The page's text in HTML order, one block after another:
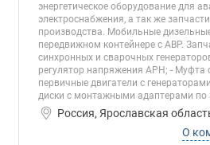
энергетическое оборудование для
электроснабжения, а так же
производства. Мобильные
передвижном контейнере с АВР.
синхронных и сварочных
регулятор напряжения АРН; - Муфта
первичные двигатели с
диски с монтажными адаптерами по
Россия, Ярославская
О